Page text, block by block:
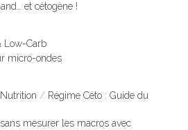
et cétogène !
Low-Carb
micro-ondes
/ Régime Céto : Guide du
mesurer les macros avec